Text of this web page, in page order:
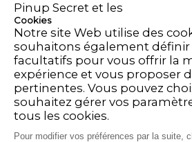
Pinup Secret et les
Cookies
Notre site Web utilise des
souhaitons également définir
facultatifs pour vous offrir la
expérience et vous proposer
pertinentes. Vous pouvez
souhaitez gérer vos
tous les cookies.
Pour modifier vos préférences par la suite,
Set Visage Mini
Soin minimaliste pour une
51,00 € 54,80
AJOUTER AU